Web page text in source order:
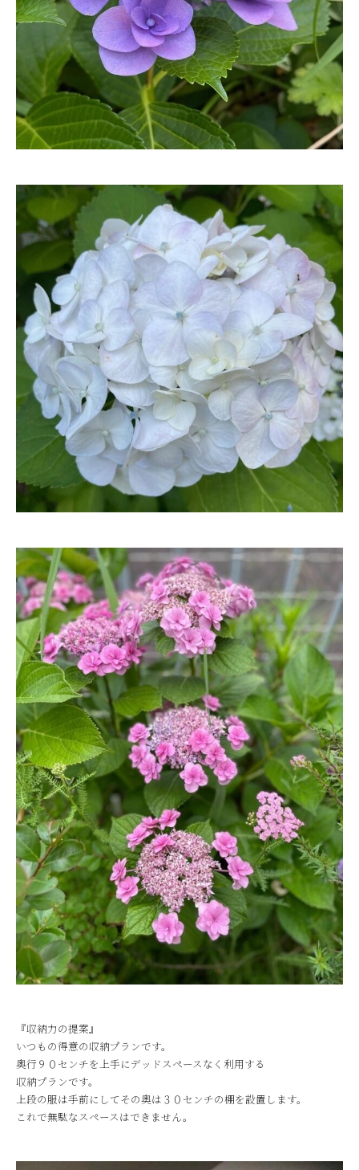
『収納力の提案』
いつもの得意の収納プランです。
奥行９０センチを上手にデッドスペースなく利用する
収納プランです。
上段の服は手前にしてその奥は３０センチの棚を設置します。
これで無駄なスペースはできません。